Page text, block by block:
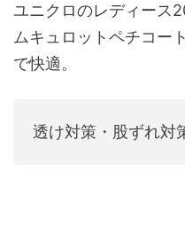
ユニクロのレディース
ムキュロットペチコート
で快適。
透け対策・股ずれ対